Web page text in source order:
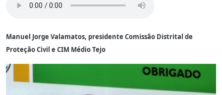
Manuel Jorge Valamatos, presidente Comissão Distrital de
Proteção Civil e CIM Médio Tejo